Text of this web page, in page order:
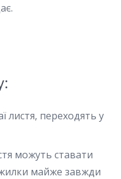
листя, переходять у
можуть ставати
майже завжди